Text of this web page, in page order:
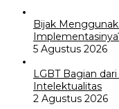
Bijak
5 Agustus 2026
LGBT Bagian
Intelektualitas
2 Agustus 2026